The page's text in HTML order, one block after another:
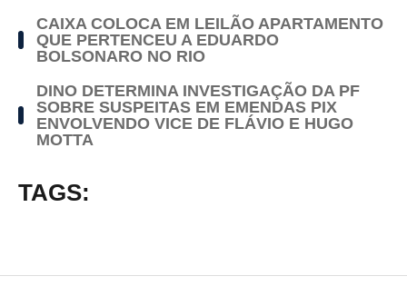
CAIXA COLOCA EM LEILÃO APARTAMENTO
QUE PERTENCEU A EDUARDO
BOLSONARO NO RIO
DINO DETERMINA INVESTIGAÇÃO DA PF
SOBRE SUSPEITAS EM EMENDAS PIX
ENVOLVENDO VICE DE FLÁVIO E HUGO
MOTTA
TAGS: